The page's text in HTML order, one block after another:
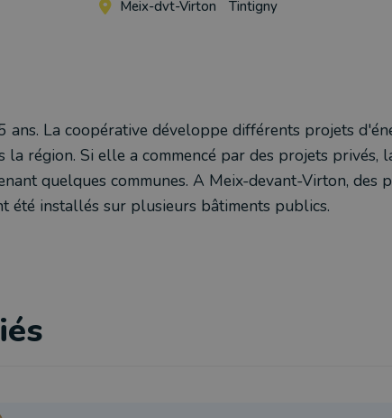
Meix-dvt-Virton Tintigny
ans. La coopérative développe différents projets
la région. Si elle a commencé par des projets privés,
quelques communes. A Meix-devant-Virton, des
été installés sur plusieurs bâtiments publics.